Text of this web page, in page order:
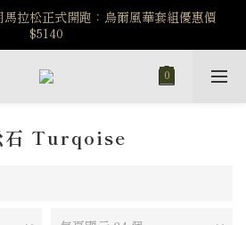
拉松正式開跑：烏爾風華套組優惠價
$5140
拉松正式開跑：烏爾風華套組優惠價
$5140
｜獅子座時區 項鍊 X 戒指 X 手鍊 享福
利
石 Turqoise